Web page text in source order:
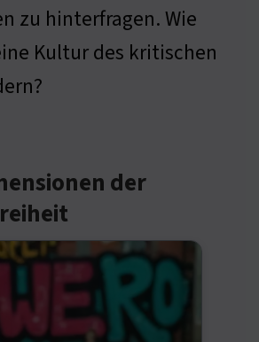
zu hinterfragen. Wie
Kultur des kritischen
der